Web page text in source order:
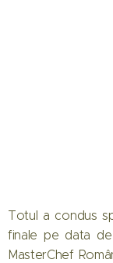
Totul a condus
finale pe data
MasterChef